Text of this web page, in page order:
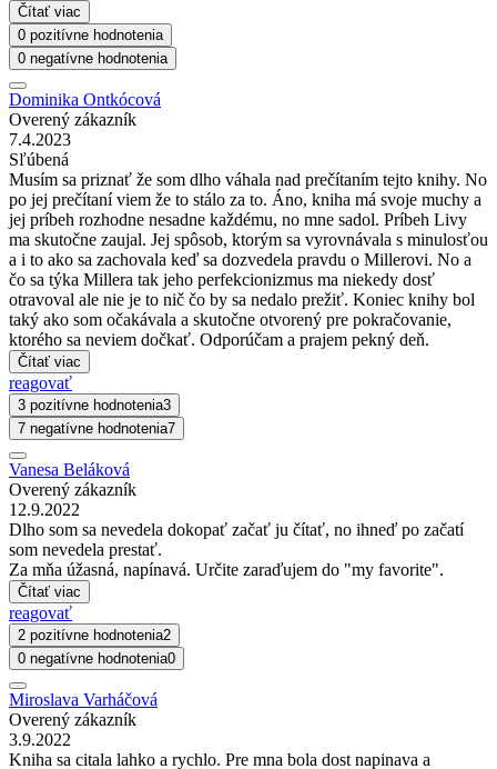
Čítať viac
0 pozitívne hodnotenia
0 negatívne hodnotenia
Dominika Ontkócová
Overený zákazník
7.4.2023
Sľúbená
Musím sa priznať že som dlho váhala nad prečítaním tejto knihy. No
po jej prečítaní viem že to stálo za to. Áno, kniha má svoje muchy a
jej príbeh rozhodne nesadne každému, no mne sadol. Príbeh Livy
ma skutočne zaujal. Jej spôsob, ktorým sa vyrovnávala s minulosťou
a i to ako sa zachovala keď sa dozvedela pravdu o Millerovi. No a
čo sa týka Millera tak jeho perfekcionizmus ma niekedy dosť
otravoval ale nie je to nič čo by sa nedalo prežiť. Koniec knihy bol
taký ako som očakávala a skutočne otvorený pre pokračovanie,
ktorého sa neviem dočkať. Odporúčam a prajem pekný deň.
Čítať viac
reagovať
3 pozitívne hodnotenia3
7 negatívne hodnotenia7
Vanesa Beláková
Overený zákazník
12.9.2022
Dlho som sa nevedela dokopať začať ju čítať, no ihneď po začatí
som nevedela prestať.
Za mňa úžasná, napínavá. Určite zaraďujem do "my favorite".
Čítať viac
reagovať
2 pozitívne hodnotenia2
0 negatívne hodnotenia0
Miroslava Varháčová
Overený zákazník
3.9.2022
Kniha sa citala lahko a rychlo. Pre mna bola dost napinava a